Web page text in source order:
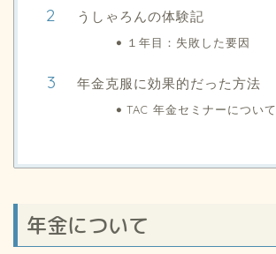
うしゃろんの体験記
１年目：失敗した要因
年金克服に効果的だった方法
TAC 年金セミナーについて
年金について